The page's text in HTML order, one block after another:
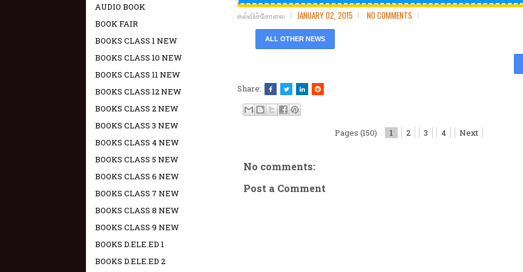
கல்விச்சோலை JANUARY 02, 2015 NO COMMENTS
ALL OTHER NEWS
Share:
Pages (150) 1 2 3 4 Next
No comments:
Post a Comment
AUDIO BOOK
BOOK FAIR
BOOKS CLASS 1 NEW
BOOKS CLASS 10 NEW
BOOKS CLASS 11 NEW
BOOKS CLASS 12 NEW
BOOKS CLASS 2 NEW
BOOKS CLASS 3 NEW
BOOKS CLASS 4 NEW
BOOKS CLASS 5 NEW
BOOKS CLASS 6 NEW
BOOKS CLASS 7 NEW
BOOKS CLASS 8 NEW
BOOKS CLASS 9 NEW
BOOKS D.ELE.ED 1
BOOKS D.ELE.ED 2